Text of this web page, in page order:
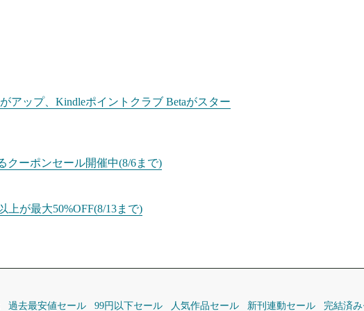
アップ、Kindleポイントクラブ Betaがスター
クーポンセール開催中(8/6まで)
上が最大50%OFF(8/13まで)
過去最安値セール 99円以下セール 人気作品セール 新刊連動セール 完結済